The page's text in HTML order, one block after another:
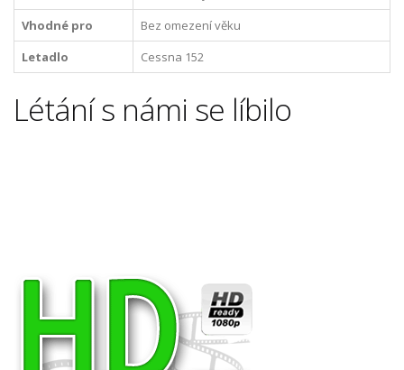
Vhodné pro
Bez omezení věku
Letadlo
Cessna 152
Létání s námi se líbilo